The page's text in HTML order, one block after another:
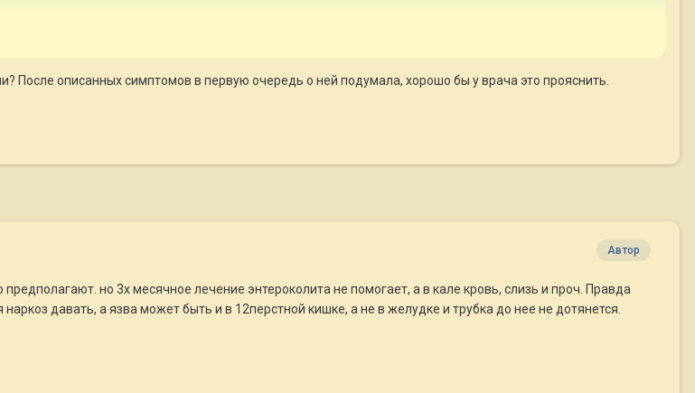
После описанных симптомов в первую очередь о ней подумала, хорошо бы у врача это прояснить.
Автор
но 3х месячное лечение энтероколита не помогает, а в кале кровь, слизь и проч. Правда
давать, а язва может быть и в 12перстной кишке, а не в желудке и трубка до нее не дотянется.